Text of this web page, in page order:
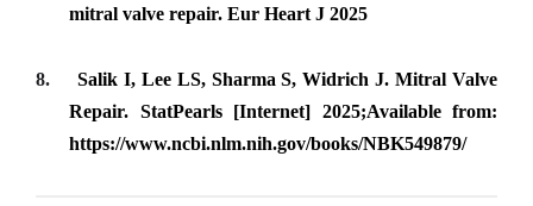
mitral valve repair. Eur Heart J 2025
8.
Salik I, Lee LS, Sharma S, Widrich J. Mitral Valve
Repair. StatPearls [Internet] 2025;Available from:
https://www.ncbi.nlm.nih.gov/books/NBK549879/